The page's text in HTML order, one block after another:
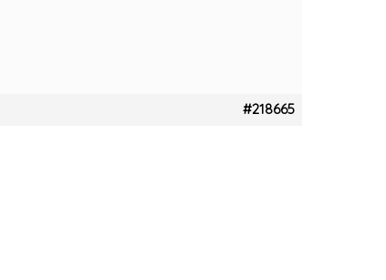
#218665